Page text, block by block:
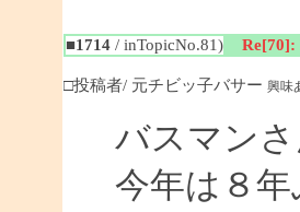
■1714/ inTopicNo.81)
□投稿者/ 元チビッ子バサー 興味
バスマン
今年は８